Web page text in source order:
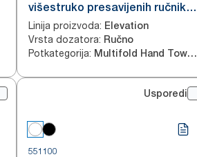
višestruko presavijenih ručnika
za ruke
Linija proizvoda: Elevation
Vrsta dozatora: Ručno
Potkategorija: Multifold Hand Towels
Usporedi
551100